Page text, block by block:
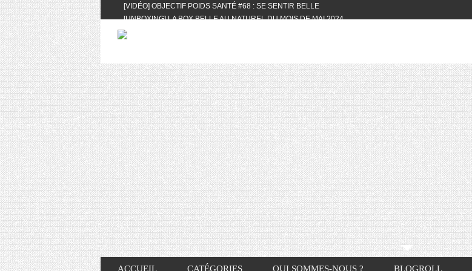
[VIDÉO] OBJECTIF POIDS SANTÉ #68 : SE SENTIR BELLE
[UNBOXING] LA BOX BELLE AU NATUREL DU MOIS DE MAI 2024
[VIDÉO] UNBOXING : LES MY LITTLE & BIOTYFULL BOX DU MOIS DE MAI 2024
[VIDÉO] QUITOQUE #10 : MEAL PREP & CONVIVIALITÉ
[VIDÉO] UNBOXING : LES MY LITTLE & BIOTYFULL BOX DU MOIS D’AVRIL
2024 FEAT. AKILA
[VIDÉO] OBJECTIF POIDS SANTÉ #67 : L’AVIS DES AUTRES, CE N’EST QUE LA
VIE DES AUTRES
[VIDÉO] UNBOXING : LES MY LITTLE & BIOTYFULL BOX DES MOIS DE
FÉVRIER ET MARS 2024 FEAT. AKILA
[VIDÉO] LA SÉLECTION DU MOIS #JANVIER2024
[VIDÉO] HELLOFRESH #34 : IDÉES RECETTES RISOTTO
ACCUEIL CATÉGORIES QUI SOMMES-NOUS ? BLOGROLL